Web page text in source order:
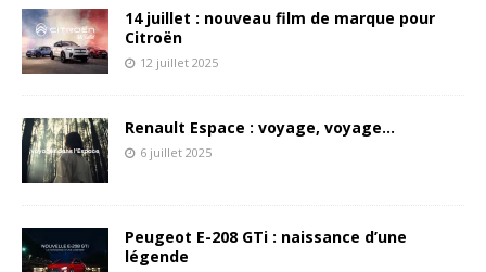
14 juillet : nouveau film de marque pour
Citroën
12 juillet 2025
Renault Espace : voyage, voyage…
6 juillet 2025
Peugeot E-208 GTi : naissance d’une
légende